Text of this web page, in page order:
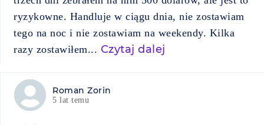
ryzykowne. Handluje w ciągu dnia, nie zostawiam
tego na noc i nie zostawiam na weekendy. Kilka
razy zostawiłem... Czytaj dalej
Roman Zorin
5 lat temu